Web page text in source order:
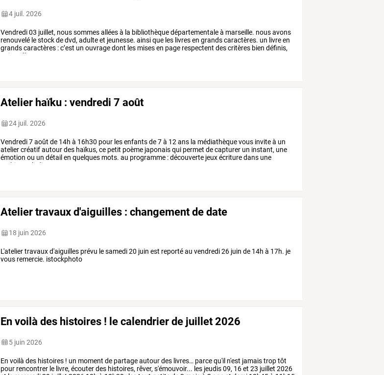
4 juil. 2026
Vendredi03 juillet, noussommesalléesà la bibliothèquedépartementaleà marseille. nousavons
renouvelé lestockdedvd,adulteet jeunesse. ainsique les livresen grandscaractères. un livreen
grandscaractères :c’est un ouvragedont les misesen page respectent descritères bien définis,
qui améliorent
Atelier haïku : vendredi 7 août
24 juil. 2026
Vendredi7août de 14h à 16h30 pour lesenfantsde7à 12ans la médiathèquevous inviteà un
ateliercréatifautourdes haïkus,ce petit poème japonaisqui permet decapturer un instant, une
émotion ou un détail en quelques mots. au programme :découverte jeuxécrituredans une
ambiance
ludique
Atelier travaux d'aiguilles : changement de date
18 juin 2026
L'atelier travaux d'aiguilles prévu le samedi 20 juin est reporté au vendredi 26 juin de 14h à 17h. je
vous remercie. istockphoto
En voilà des histoires ! le calendrier de juillet 2026
5 juin 2026
En voilà des histoires ! un moment de partageautourdes livres… parcequ'il n'est jamaistroptôt
pour rencontrer le livre, écouterdes histoires, rêver, s'émouvoir... les jeudis09, 16et 23 juillet 2026